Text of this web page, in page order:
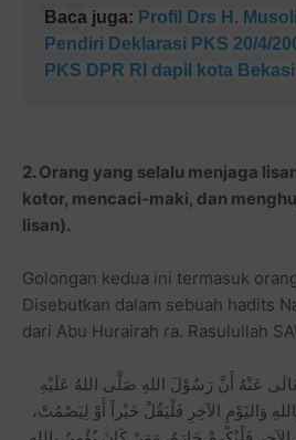
Baca juga: Profil Drs H.
Pendiri Deklarasi PKS 20/4/
PKS DPR RI dapil kota
2. Orang yang selalu menjaga
kotor, mencaci-maki, dan
lisan).
Golongan kedua ini termasuk
Disebutkan dalam sebuah hadits
dari Abu Hurairah ra. Rasulullah
عَنْهُ أَنَّ رَسُوْلَ اللهِ صَلَّى اللهُ عَلَيْهِ
وَاليَوْمِ الآخِرِ فَلْيَقُلْ خَيْراً أَوْ لِيَصْمُتْ،